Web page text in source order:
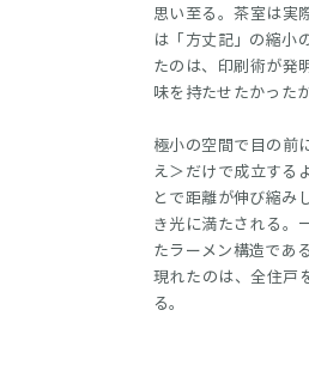
思い至る。茶室は実
は「方丈記」の縮小
たのは、印刷術が発
味を持たせたかった
極小の空間で目の前
え＞だけで成立する
とで距離が伸び縮み
き光に満たされる。
たラーメン構造である
現れたのは、全住戸
る。